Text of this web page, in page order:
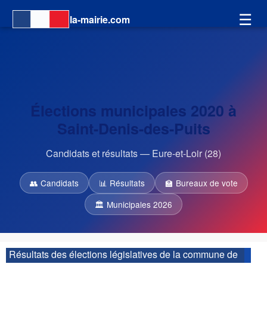
la-mairie.com ☰
Élections municipales 2020 à
Saint-Denis-des-Puits
Candidats et résultats — Eure-et-Loir (28)
👥 Candidats 📊 Résultats
🏫 Bureaux de vote
🏛 Municipales 2026
Résultats des élections législatives de la commune de
Saint-Denis-des-Puits :| 3ème circonscription